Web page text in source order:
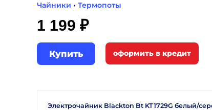
Чайники • Термопоты
1 199 ₽
Купить
Электрочайник Blackton Bt KT1729G белый/